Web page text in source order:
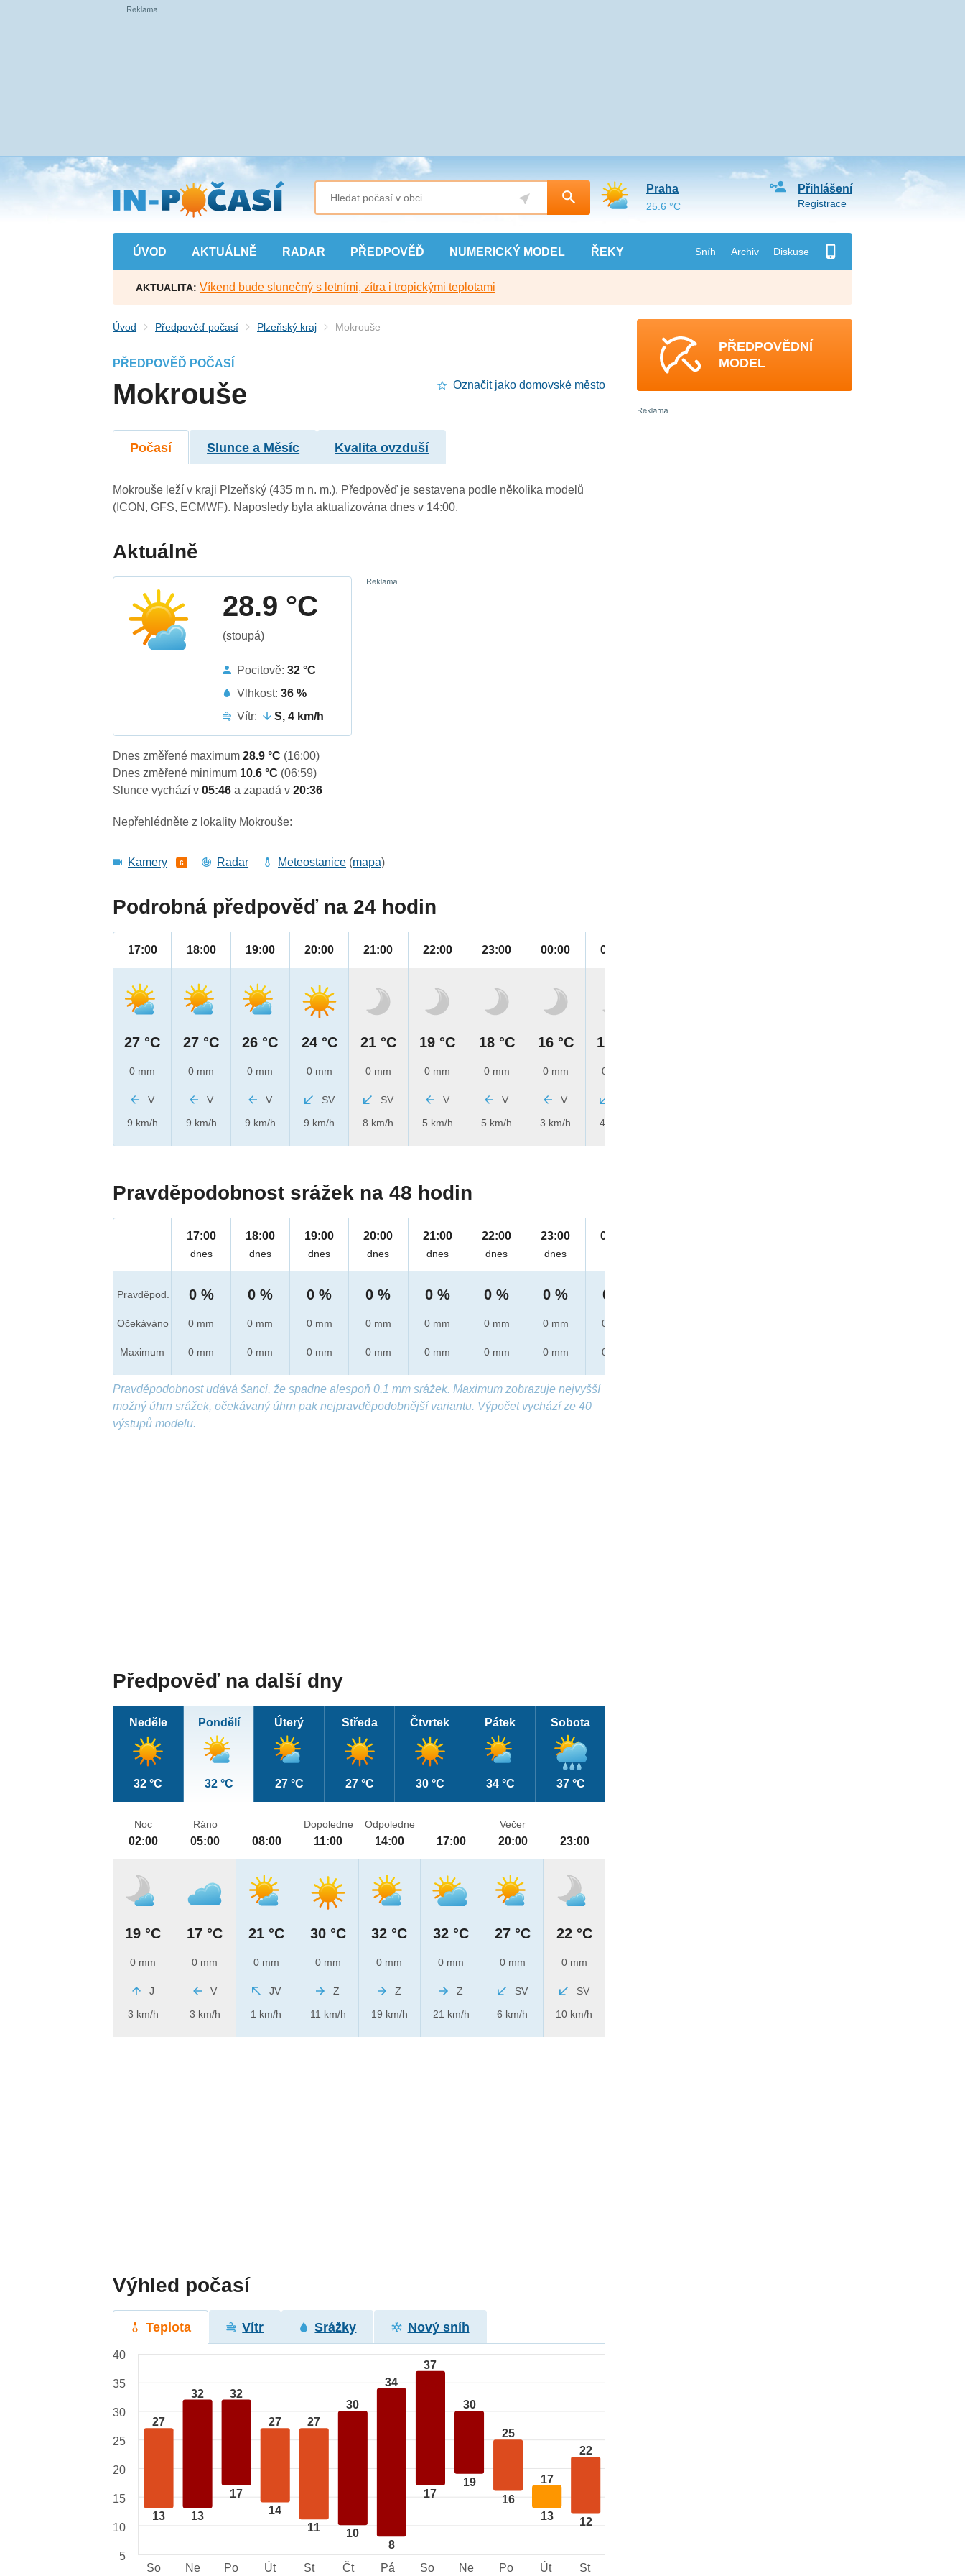
Přejít
na
hlavní
obsah
ÚVOD AKTUÁLNĚ RADAR PŘEDPOVĚĎ NUMERICKÝ MODEL ŘEKY Sníh Archiv Diskuse
Přihlášení
Registrace
Praha
25.6 °C
AKTUALITA: Víkend bude slunečný s letními, zítra i tropickými teplotami
Úvod Předpověď počasí Plzeňský kraj Mokrouše
PŘEDPOVĚĎ POČASÍ
Mokrouše Označit jako domovské město
Počasí Slunce a Měsíc Kvalita ovzduší
Mokrouše leží v kraji Plzeňský (435 m n. m.). Předpověď je sestavena podle několika modelů
(ICON, GFS, ECMWF). Naposledy byla aktualizována dnes v 14:00.
Aktuálně
28.9 °C
(stoupá)
Pocitově:32 °C
Vlhkost:36 %
Vítr:
S, 4 km/h
Dnes změřené maximum28.9 °C (16:00)
Dnes změřené minimum 10.6 °C (06:59)
Slunce vychází v05:46a zapadá v20:36
Nepřehlédněte z lokality Mokrouše:
Kamery 6 Radar Meteostanice (mapa)
Podrobná předpověď na 24 hodin
17:00
27 °C
0 mm
V
9 km/h
18:00
27 °C
0 mm
V
9 km/h
19:00
26 °C
0 mm
V
9 km/h
20:00
24 °C
0 mm
SV
9 km/h
21:00
21 °C
0 mm
SV
8 km/h
22:00
19 °C
0 mm
V
5 km/h
23:00
18 °C
0 mm
V
5 km/h
00:00
16 °C
0 mm
V
3 km/h
01:00
16 °C
0 mm
4 km/h
Pravděpodobnost srážek na 48 hodin
Pravděpod.
Očekáváno
Maximum
17:00
dnes
0 %
0 mm
0 mm
18:00
dnes
0 %
0 mm
0 mm
19:00
dnes
0 %
0 mm
0 mm
20:00
dnes
0 %
0 mm
0 mm
21:00
dnes
0 %
0 mm
0 mm
22:00
dnes
0 %
0 mm
0 mm
23:00
dnes
0 %
0 mm
0 mm
00:00
zítra
0 %
0 mm
0 mm
Pravděpodobnost udává šanci, že spadne alespoň 0,1 mm srážek. Maximum zobrazuje nejvyšší
možný úhrn srážek, očekávaný úhrn pak nejpravděpodobnější variantu. Výpočet vychází ze 40
výstupů modelu.
Předpověď na další dny
Neděle
32 °C
Pondělí
32 °C
Úterý
27 °C
Středa
27 °C
Čtvrtek
30 °C
Pátek
34 °C
Sobota
37 °C
Noc
02:00
19 °C
0 mm
J
3 km/h
Ráno
05:00
17 °C
0 mm
V
3 km/h
08:00
21 °C
0 mm
JV
1 km/h
Dopoledne
11:00
30 °C
0 mm
Z
11 km/h
Odpoledne
14:00
32 °C
0 mm
Z
19 km/h
17:00
32 °C
0 mm
Z
21 km/h
Večer
20:00
27 °C
0 mm
SV
6 km/h
23:00
22 °C
0 mm
SV
10 km/h
Výhled počasí
Teplota Vítr Srážky Nový sníh
27
13
32
13
32
17
27
14
27
11
30
10
34
8
37
17
30
19
25
16
17
13
22
12
40
35
30
25
20
15
10
5
So
Ne Po Út St Čt Pá So Ne Po Út St
PŘEDPOVĚDNÍ
MODEL